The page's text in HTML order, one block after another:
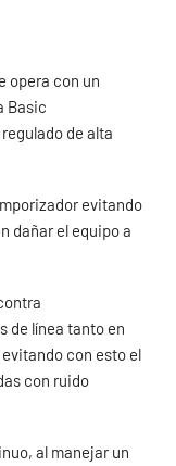
opera con un
Basic
de alta
evitando
dañar el equipo a
de línea tanto en
con esto el
con ruido
al manejar un